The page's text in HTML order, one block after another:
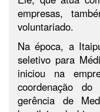
empresas,
voluntariado.
Na época, a
seletivo para
iniciou na
coordenação
gerência de